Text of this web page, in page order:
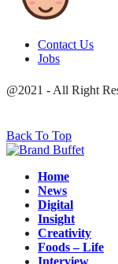
Contact Us
Jobs
@2021 - All Right
Back To Top
Home
News
Digital
Insight
Creativity
Foods – Life